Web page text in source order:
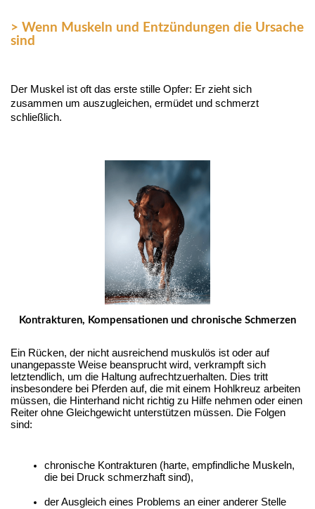
> Wenn Muskeln und Entzündungen die Ursache
sind
Der Muskel ist oft das erste stille Opfer: Er zieht sich
zusammen um auszugleichen, ermüdet und schmerzt
schließlich.
Kontrakturen, Kompensationen und chronische Schmerzen
Ein Rücken, der nicht ausreichend muskulös ist oder auf
unangepasste Weise beansprucht wird, verkrampft sich
letztendlich, um die Haltung aufrechtzuerhalten. Dies tritt
insbesondere bei Pferden auf, die mit einem Hohlkreuz arbeiten
müssen, die Hinterhand nicht richtig zu Hilfe nehmen oder einen
Reiter ohne Gleichgewicht unterstützen müssen. Die Folgen
sind:
chronische Kontrakturen (harte, empfindliche Muskeln,
die bei Druck schmerzhaft sind),
der Ausgleich eines Problems an einer anderer Stelle